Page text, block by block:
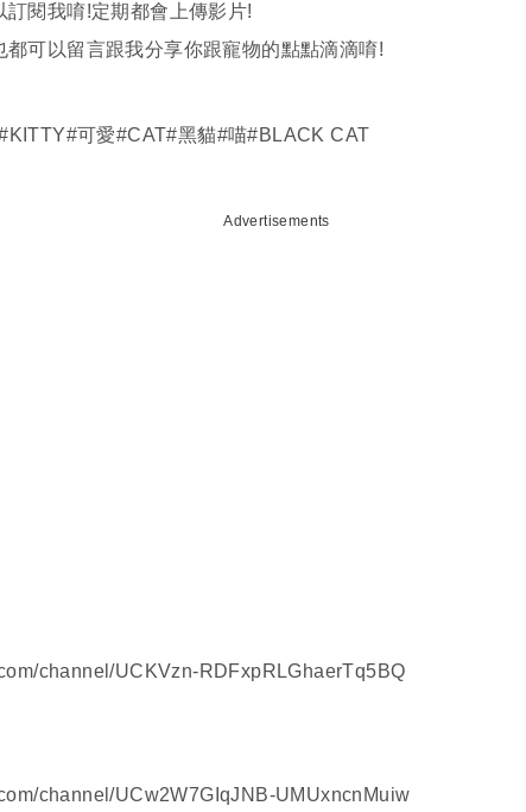
閱我唷!定期都會上傳影片!
都可以留言跟我分享你跟寵物的點點滴滴唷!
可愛#CAT#黑貓#喵#BLACK CAT
Advertisements
channel/UCKVzn-RDFxpRLGhaerTq5BQ
channel/UCw2W7GIqJNB-UMUxncnMuiw